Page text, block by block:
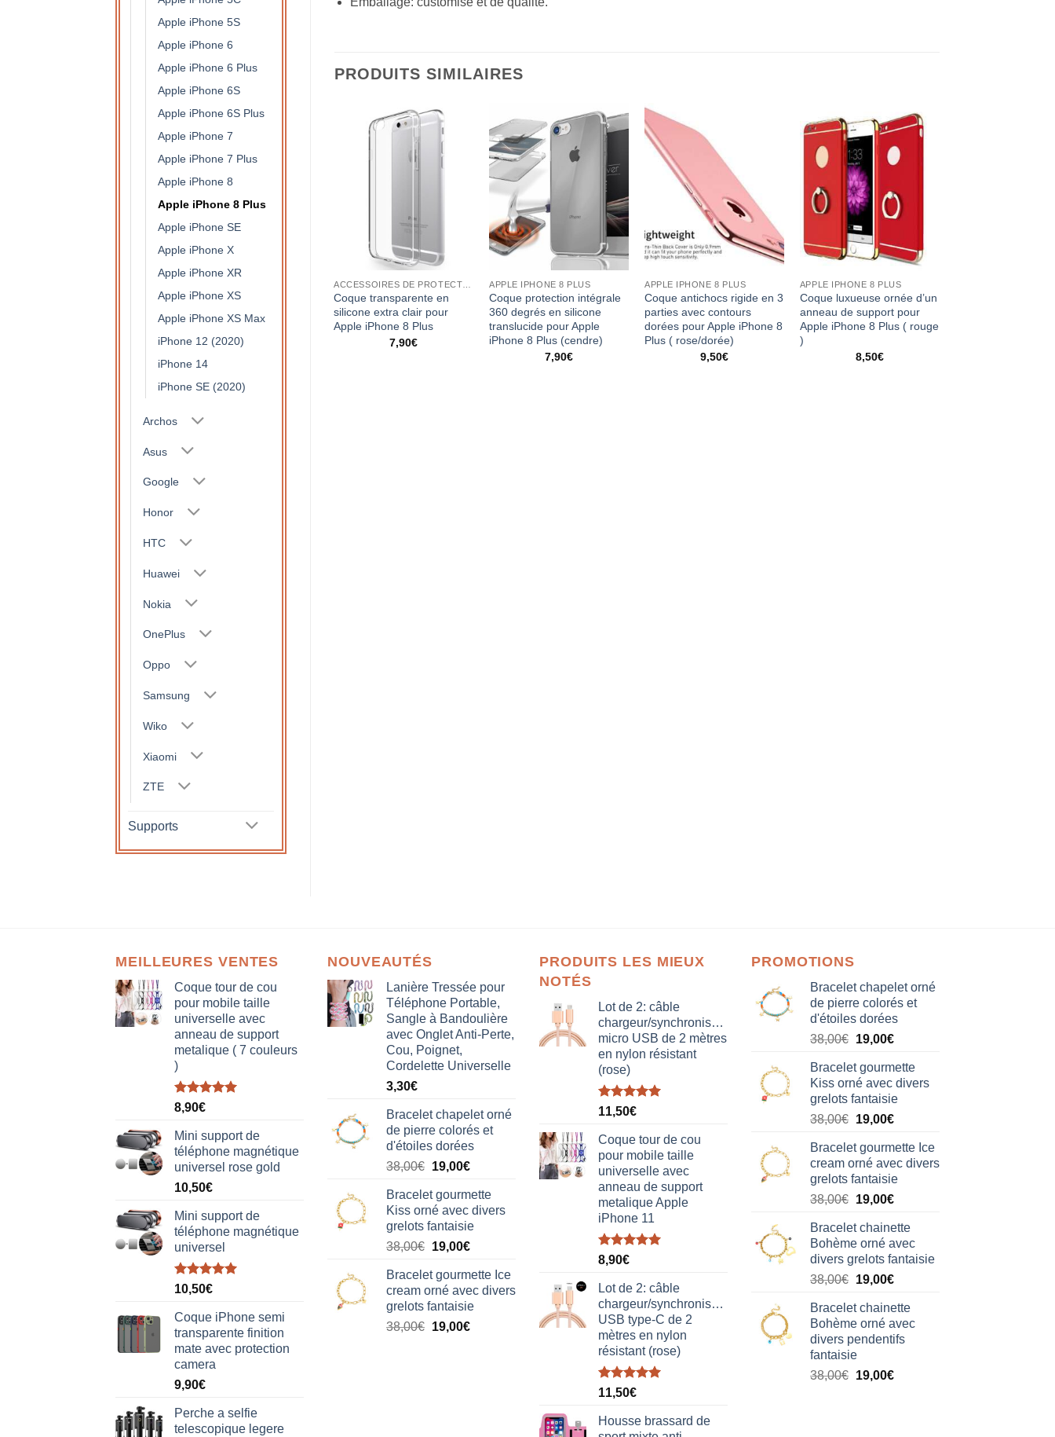
Apple iPhone 5S
Apple iPhone 6
Apple iPhone 6 Plus
Apple iPhone 6S
Apple iPhone 6S Plus
Apple iPhone 7
Apple iPhone 7 Plus
Apple iPhone 8
Apple iPhone 8 Plus
Apple iPhone SE
Apple iPhone X
Apple iPhone XR
Apple iPhone XS
Apple iPhone XS Max
iPhone 12 (2020)
iPhone 14
iPhone SE (2020)
Archos
Asus
Google
Honor
HTC
Huawei
Nokia
OnePlus
Oppo
Samsung
Wiko
Xiaomi
ZTE
Supports
PRODUITS SIMILAIRES
Coque transparente en
silicone extra clair pour
Apple iPhone 8 Plus
7,90€
APPLE IPHONE 8 PLUS
Coque protection intégrale
360 degrés en silicone
translucide pour Apple
iPhone 8 Plus (cendre)
7,90€
APPLE IPHONE 8 PLUS
Coque antichocs rigide en 3
parties avec contours
dorées pour Apple iPhone 8
Plus ( rose/dorée)
9,50€
APPLE IPHONE 8 PLUS
Coque luxueuse ornée d’un
anneau de support pour
Apple iPhone 8 Plus ( rouge
)
8,50€
Coque antichocs rigide en 3
dorées pour Apple iPhone 8
Coque/bumper antichocs
en silicone flexible
transparent pour iPhone 8
Plus ( contours bleu )
MEILLEURES VENTES
Coque tour de cou
pour mobile taille
universelle avec
anneau de support
metalique ( 7 couleurs
)
Note5.00
8,90€
Mini support de
téléphone magnétique
universel rose gold
10,50€
Mini support de
téléphone magnétique
universel
Note5.00
10,50€
Coque iPhone semi
transparente finition
mate avec protection
camera
9,90€
Perche a selfie
telescopique legere
NOUVEAUTÉS
Lanière Tressée pour
Téléphone Portable,
Sangle à Bandoulière
avec Onglet Anti-Perte,
Cou, Poignet,
Cordelette Universelle
3,30€
Bracelet chapelet orné
de pierre colorés et
d'étoiles dorées
38,00€ Le
initial
était :
38,00€.
19,00€Le
actuel
est :
19,00€.
Bracelet gourmette
Kiss orné avec divers
grelots fantaisie
38,00€ Le
initial
était :
38,00€.
19,00€Le
actuel
est :
19,00€.
Bracelet gourmette Ice
cream orné avec divers
grelots fantaisie
38,00€ Le
19,00€Le
PRODUITS LES MIEUX
NOTÉS
Lot de 2: câble
chargeur/synchronisation
micro USB de 2 mètres
en nylon résistant
(rose)
Note5.00
11,50€
Coque tour de cou
pour mobile taille
universelle avec
anneau de support
metalique Apple
iPhone 11
Note5.00
8,90€
Lot de 2: câble
chargeur/synchronisation
USB type-C de 2
mètres en nylon
résistant (rose)
Note5.00
11,50€
Housse brassard de
PROMOTIONS
Bracelet chapelet orné
de pierre colorés et
d'étoiles dorées
38,00€ Le
initial
était :
38,00€.
19,00€Le
actuel
est :
19,00€.
Bracelet gourmette
Kiss orné avec divers
grelots fantaisie
38,00€ Le
initial
était :
38,00€.
19,00€Le
actuel
est :
19,00€.
Bracelet gourmette Ice
cream orné avec divers
grelots fantaisie
38,00€ Le
initial
était :
38,00€.
19,00€Le
actuel
est :
19,00€.
Bracelet chainette
Bohème orné avec
divers grelots fantaisie
38,00€ Le
initial
était :
38,00€.
19,00€Le
actuel
est :
19,00€.
Bracelet chainette
Bohème orné avec
divers pendentifs
fantaisie
38,00€ Le
19,00€Le